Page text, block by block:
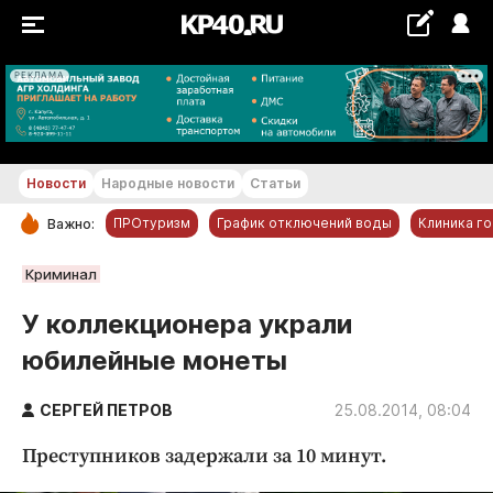
РЕКЛАМА
+19...+20 °С
РУБРИКИ
Новости компаний
Статьи
Народные новости
Благоустройство
Новости Народные новости Статьи
Важно: ПРОтуризм График отключений воды Клиника
Криминал
У коллекционера украли
юбилейные монеты
СЕРГЕЙ ПЕТРОВ 25.08.2014, 08:04
Преступников задержали за 10 минут.